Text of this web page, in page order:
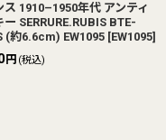
ス 1910–1950年代 アンティ
ー SERRURE.RUBIS BTE-
(約6.6cm) EW1095 [EW1095]
円 (税込)